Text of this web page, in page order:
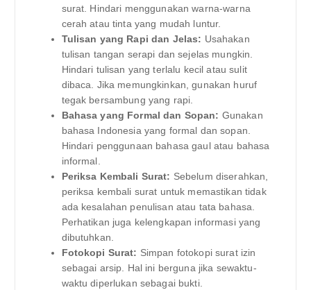
surat. Hindari menggunakan warna-warna
cerah atau tinta yang mudah luntur.
Tulisan yang Rapi dan Jelas: Usahakan
tulisan tangan serapi dan sejelas mungkin.
Hindari tulisan yang terlalu kecil atau sulit
dibaca. Jika memungkinkan, gunakan huruf
tegak bersambung yang rapi.
Bahasa yang Formal dan Sopan: Gunakan
bahasa Indonesia yang formal dan sopan.
Hindari penggunaan bahasa gaul atau bahasa
informal.
Periksa Kembali Surat: Sebelum diserahkan,
periksa kembali surat untuk memastikan tidak
ada kesalahan penulisan atau tata bahasa.
Perhatikan juga kelengkapan informasi yang
dibutuhkan.
Fotokopi Surat: Simpan fotokopi surat izin
sebagai arsip. Hal ini berguna jika sewaktu-
waktu diperlukan sebagai bukti.